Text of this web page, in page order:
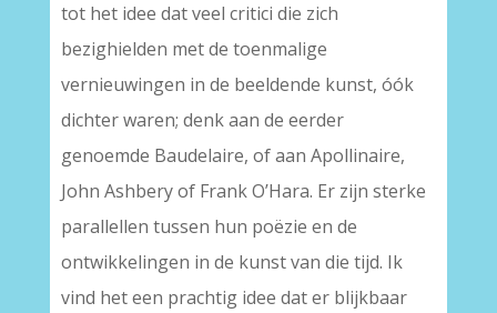
tot het idee dat veel critici die zich
bezighielden met de toenmalige
vernieuwingen in de beeldende kunst, óók
dichter waren; denk aan de eerder
genoemde Baudelaire, of aan Apollinaire,
John Ashbery of Frank O’Hara. Er zijn sterke
parallellen tussen hun poëzie en de
ontwikkelingen in de kunst van die tijd. Ik
vind het een prachtig idee dat er blijkbaar